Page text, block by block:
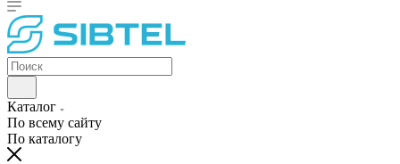
Каталог
По всему сайту
По каталогу